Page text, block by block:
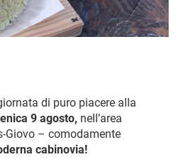
di puro piacere alla
9 agosto, nell’area
Giovo – comodamente
cabinovia!